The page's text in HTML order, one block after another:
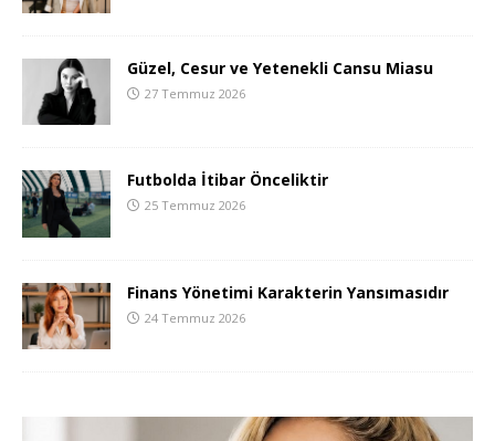
Güzel, Cesur ve Yetenekli Cansu Miasu
27 Temmuz 2026
Futbolda İtibar Önceliktir
25 Temmuz 2026
Finans Yönetimi Karakterin Yansımasıdır
24 Temmuz 2026